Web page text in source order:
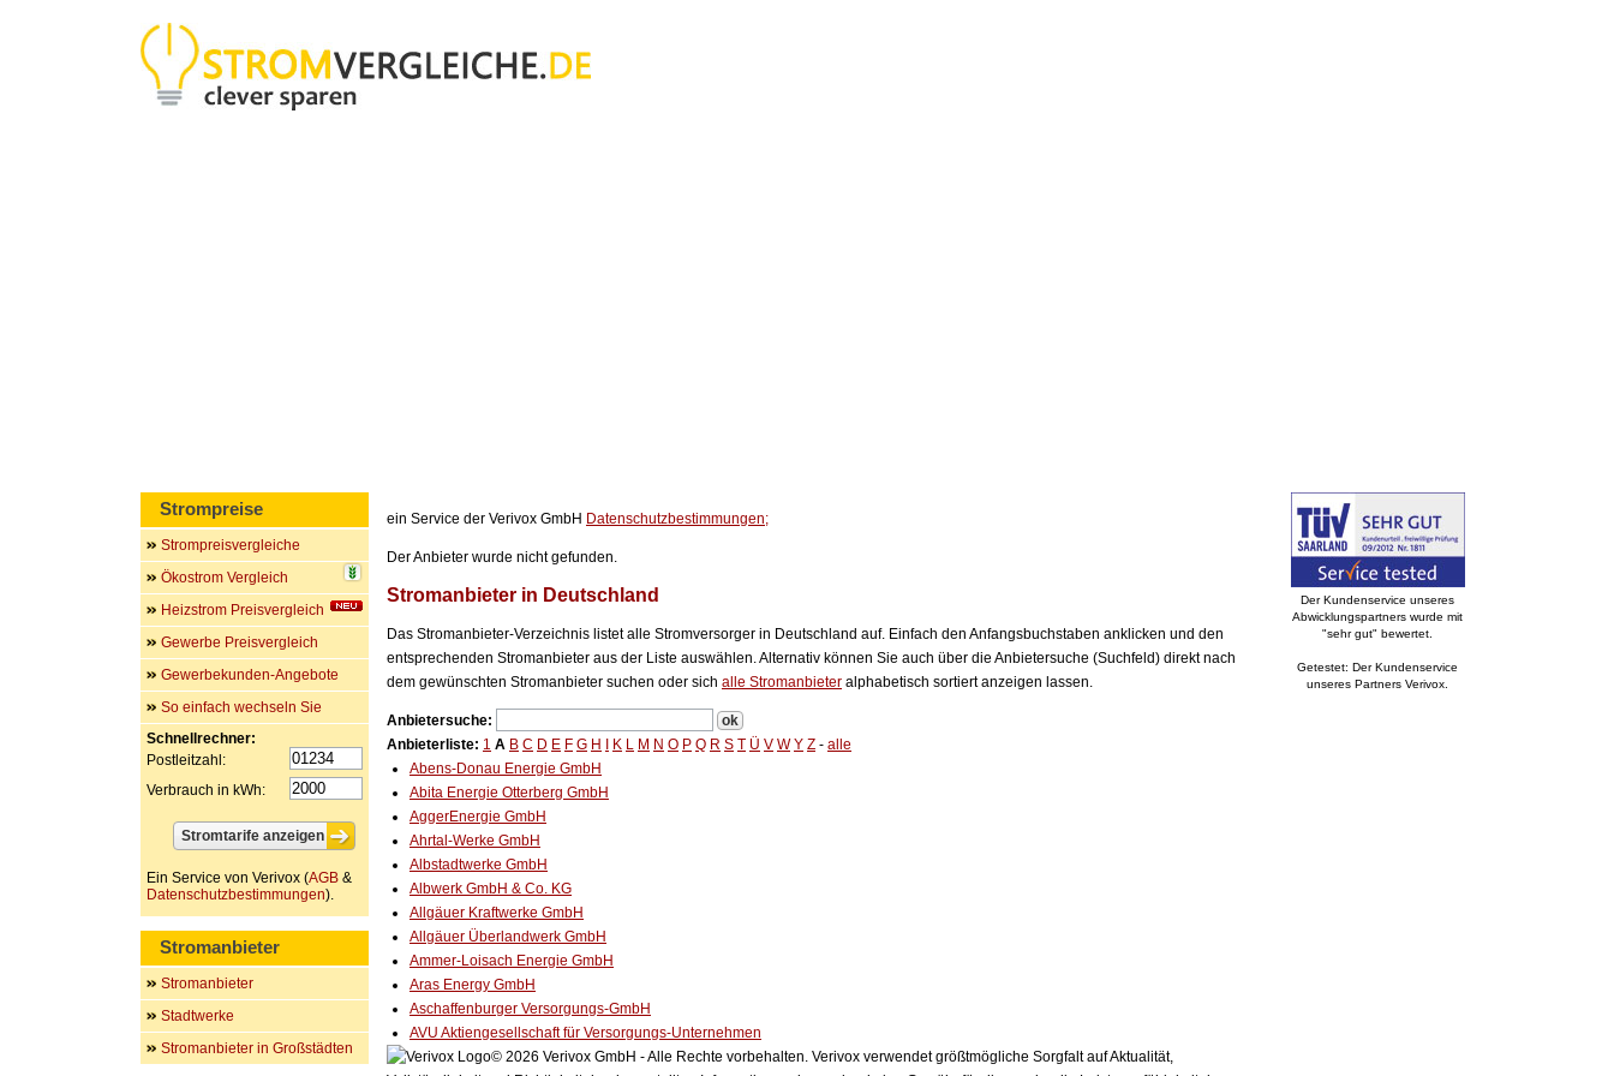
ein Service der Verivox GmbH Datenschutzbestimmungen;
Der Anbieter wurde nicht gefunden.
Stromanbieter in Deutschland
Das Stromanbieter-Verzeichnis listet alle Stromversorger in Deutschland auf. Einfach den Anfangsbuchstaben anklicken und den
entsprechenden Stromanbieter aus der Liste auswählen. Alternativ können Sie auch über die Anbietersuche (Suchfeld) direkt nach
dem gewünschten Stromanbieter suchen oder sich alle Stromanbieter alphabetisch sortiert anzeigen lassen.
Anbietersuche:
Anbieterliste: 1 A B C D E F G H K L M N O P Q R S T Ü V W Y Z - alle
Abens-Donau Energie GmbH
Abita Energie Otterberg GmbH
AggerEnergie GmbH
Ahrtal-Werke GmbH
Albstadtwerke GmbH
Albwerk GmbH & Co. KG
Allgäuer Kraftwerke GmbH
Allgäuer Überlandwerk GmbH
Ammer-Loisach Energie GmbH
Aras Energy GmbH
Aschaffenburger Versorgungs-GmbH
AVU Aktiengesellschaft für Versorgungs-Unternehmen
© 2026 Verivox GmbH - Alle Rechte vorbehalten. Verivox verwendet größtmögliche Sorgfalt auf Aktualität,
Strompreise
Strompreisvergleiche
Ökostrom Vergleich
Heizstrom Preisvergleich
Gewerbe Preisvergleich
Gewerbekunden-Angebote
So einfach wechseln Sie
Schnellrechner:
Postleitzahl:
Verbrauch in kWh:
Ein Service von Verivox (AGB &
Datenschutzbestimmungen).
Stromanbieter
Stromanbieter
Stadtwerke
Stromanbieter in Großstädten
Der Kundenservice unseres
Abwicklungspartners wurde mit
"sehr gut" bewertet.
Getestet: Der Kundenservice
unseres Partners Verivox.